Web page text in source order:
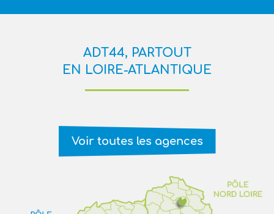
ADT44, PARTOUT
EN LOIRE-ATLANTIQUE
Voir toutes les agences